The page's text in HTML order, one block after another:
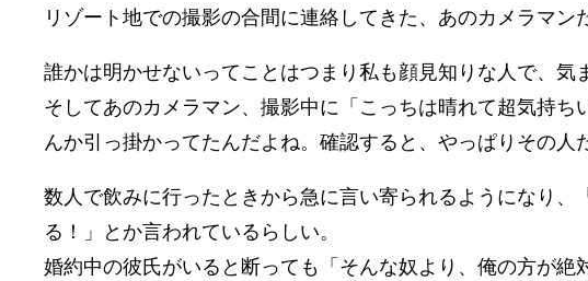
リゾート地での撮影の合間に連絡してきた、あのカメラマン
誰かは明かせないってことはつまり私も顔見知りな人で、気
そしてあのカメラマン、撮影中に「こっちは晴れて超気持
んか引っ掛かってたんだよね。確認すると、やっぱりその人
数人で飲みに行ったときから急に言い寄られるようになり
る！」とか言われているらしい。
婚約中の彼氏がいると断っても「そんな奴より、俺の方が